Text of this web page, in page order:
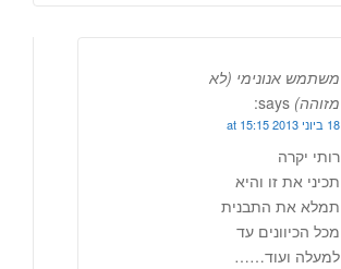
משתמש אנונימי (לא
מזוהה) says:
18 ביוני 2013 at 15:15
רותי יקרה
תכיני את זו והיא
תמלא את התבנית
מכל הכיוונים עד
למעלה ועוד……